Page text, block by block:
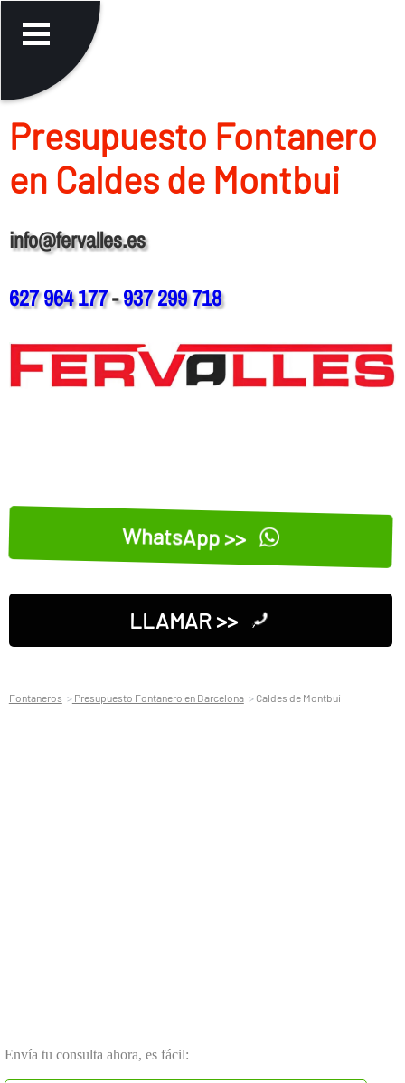
Presupuesto Fontanero
en Caldes de Montbui
info@fervalles.es
627 964 177-937 299 718
WhatsApp >>
LLAMAR >>
Fontaneros Presupuesto Fontanero en Barcelona Caldes de Montbui
Envía tu consulta ahora, es fácil: